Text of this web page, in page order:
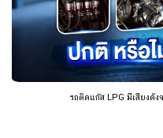
รถติดแก๊ส LPG มีเสียงดั